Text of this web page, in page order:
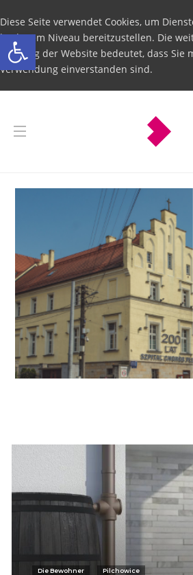
Open toolbar
Diese Seite verwendet Cookies, um
höchstem Niveau bereitzustellen. Die
Nutzung der Website bedeutet, dass Sie
Verwendung einverstanden sind.
Pilchowice
Die Bewohner Pilchowice